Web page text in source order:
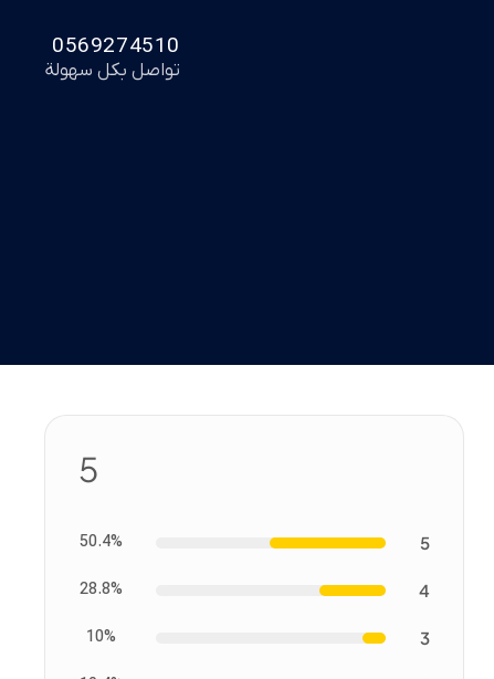
0569274510
تواصل بكل سهولة
5
5
50.4%
4
28.8%
3
10%